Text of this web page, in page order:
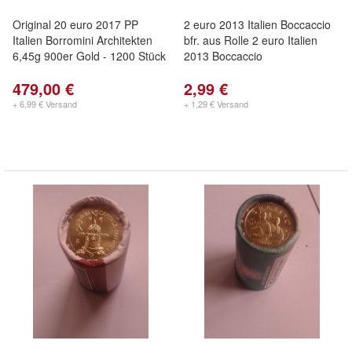
Original 20 euro 2017 PP
Italien Borromini Architekten
6,45g 900er Gold - 1200 Stück
479,00 €
+ 6,99 € Versand
2 euro 2013 Italien Boccaccio
bfr. aus Rolle 2 euro Italien
2013 Boccaccio
2,99 €
+ 1,29 € Versand